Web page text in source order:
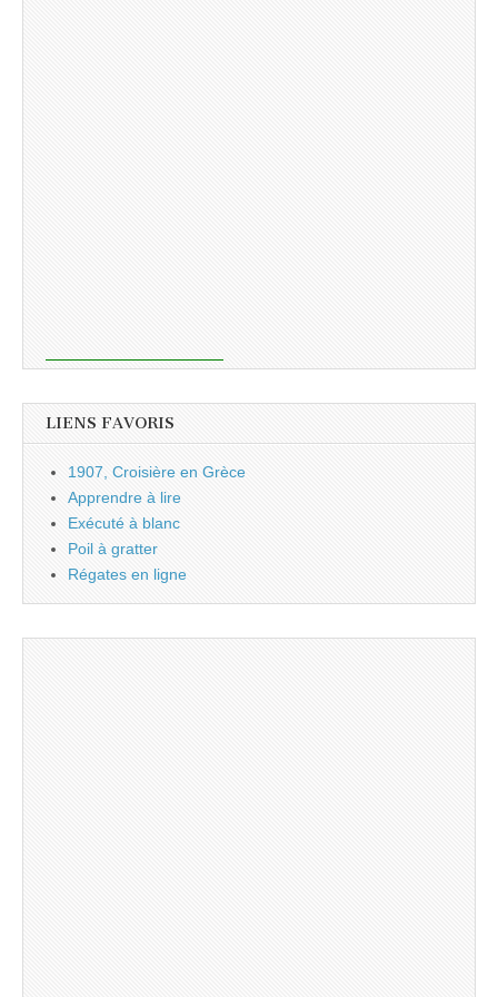
LIENS FAVORIS
1907, Croisière en Grèce
Apprendre à lire
Exécuté à blanc
Poil à gratter
Régates en ligne